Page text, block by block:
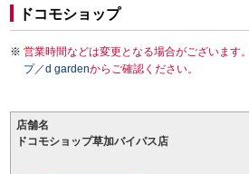
ドコモショップ
営業時間などは変更となる場合がございます
プ／d gardenからご確認ください。
店舗名
ドコモショップ草加バイパス店